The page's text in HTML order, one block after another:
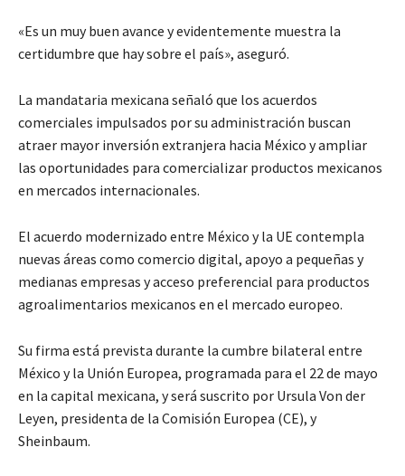
«Es un muy buen avance y evidentemente muestra la
certidumbre que hay sobre el país», aseguró.
La mandataria mexicana señaló que los acuerdos
comerciales impulsados por su administración buscan
atraer mayor inversión extranjera hacia México y ampliar
las oportunidades para comercializar productos mexicanos
en mercados internacionales.
El acuerdo modernizado entre México y la UE contempla
nuevas áreas como comercio digital, apoyo a pequeñas y
medianas empresas y acceso preferencial para productos
agroalimentarios mexicanos en el mercado europeo.
Su firma está prevista durante la cumbre bilateral entre
México y la Unión Europea, programada para el 22 de mayo
en la capital mexicana, y será suscrito por Ursula Von der
Leyen, presidenta de la Comisión Europea (CE), y
Sheinbaum.